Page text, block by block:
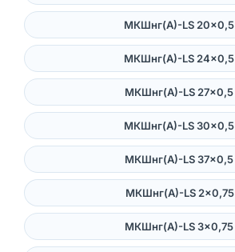
МКШнг(А)-LS 20×0,5
МКШнг(А)-LS 24×0,5
МКШнг(А)-LS 27×0,5
МКШнг(А)-LS 30×0,5
МКШнг(А)-LS 37×0,5
МКШнг(А)-LS 2×0,75
МКШнг(А)-LS 3×0,75